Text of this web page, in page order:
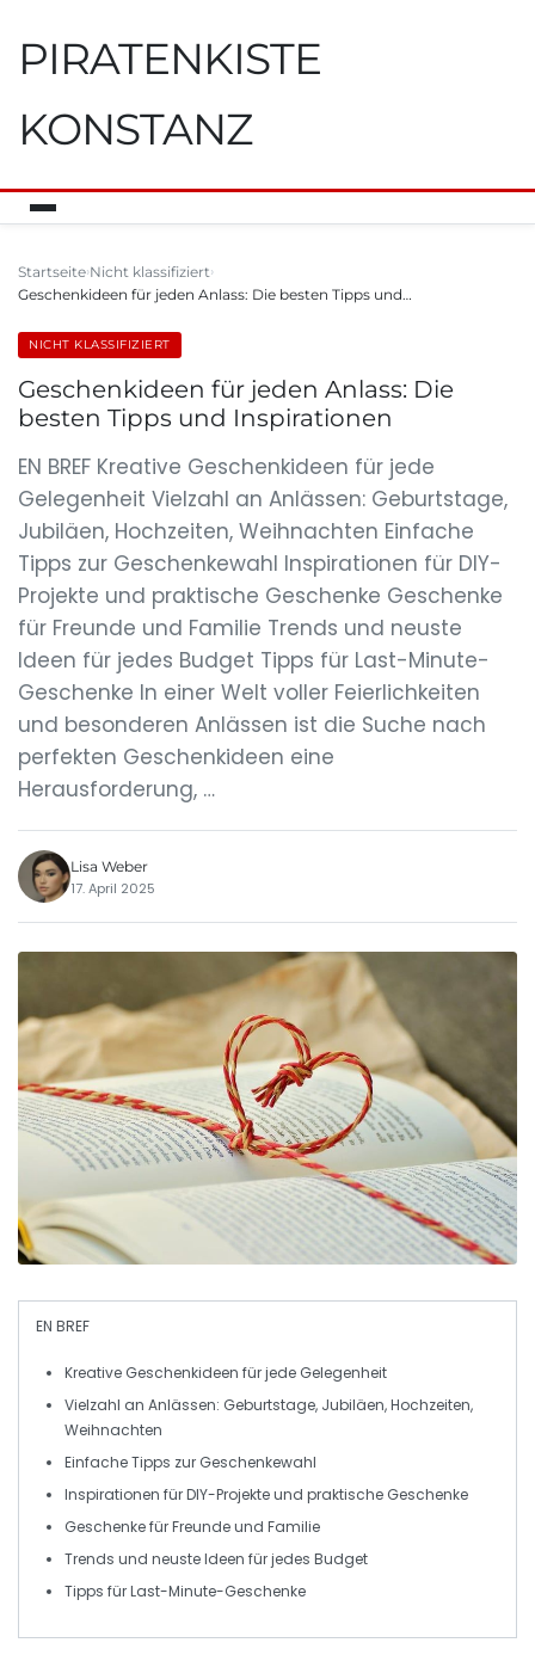
PIRATENKISTE
KONSTANZ
Startseite Nicht klassifiziert
Geschenkideen für jeden Anlass: Die besten Tipps und…
NICHT KLASSIFIZIERT
Geschenkideen für jeden Anlass: Die
besten Tipps und Inspirationen
EN BREF Kreative Geschenkideen für jede
Gelegenheit Vielzahl an Anlässen: Geburtstage,
Jubiläen, Hochzeiten, Weihnachten Einfache
Tipps zur Geschenkewahl Inspirationen für DIY-
Projekte und praktische Geschenke Geschenke
für Freunde und Familie Trends und neuste
Ideen für jedes Budget Tipps für Last-Minute-
Geschenke In einer Welt voller Feierlichkeiten
und besonderen Anlässen ist die Suche nach
perfekten Geschenkideen eine
Herausforderung, …
Lisa Weber
17. April 2025
EN BREF
Kreative Geschenkideen für jede Gelegenheit
Vielzahl an Anlässen: Geburtstage, Jubiläen,Hochzeiten,
Weihnachten
Einfache Tipps zur Geschenkewahl
Inspirationen fürDIY-Projekteund praktische Geschenke
Geschenke fürFreundeund Familie
Trends und neuste Ideen für jedes Budget
Tipps fürLast-Minute-Geschenke